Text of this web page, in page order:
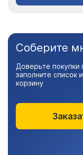
Соберите
Доверьте покупки
заполните
корзину